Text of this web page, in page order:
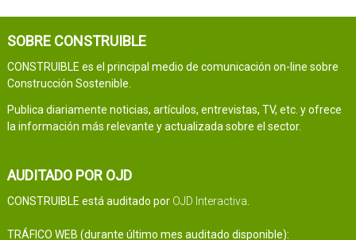
SOBRE CONSTRUIBLE
CONSTRUIBLE es el principal medio de comunicación on-line sobre
Construcción Sostenible.
Publica diariamente noticias, artículos, entrevistas, TV, etc. y ofrece
la información más relevante y actualizada sobre el sector.
AUDITADO POR OJD
CONSTRUIBLE está auditado por OJD Interactiva
TRÁFICO WEB (durante último mes auditado disponible):